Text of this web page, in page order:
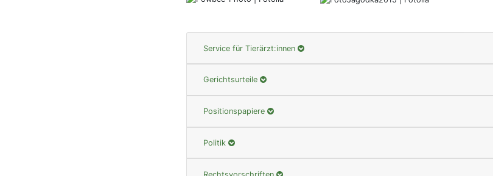
Service für Tierärzt:innen
Gerichtsurteile
Positionspapiere
Politik